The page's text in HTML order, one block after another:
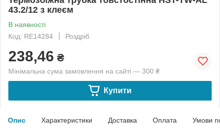
43.2/12 з клеєм
В наявності
Код: RE14284
Роздріб
238,46 ₴
Мінімальна сума замовлення на сайті — 300 ₴
Купити
Опис Характеристики Доставка Оплата Умови